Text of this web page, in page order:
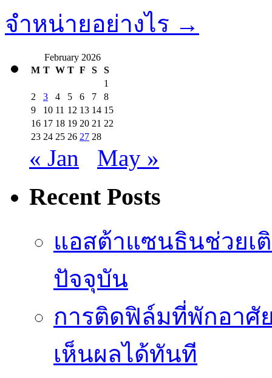
จำหน่ายอย่างไร →
February 2026
M T W T F S
S
1
2
3 4 5 6 7
8
9
10 11 12 13 14 15
16 17 18 19 20 21 22
23 24 25 26 27 28
« Jan May »
Recent Posts
แอสต้าแซนธินช่วยเ
ปัจจุบัน
การติดฟิล์มที่พักอาศั
เห็นผลได้ทันที